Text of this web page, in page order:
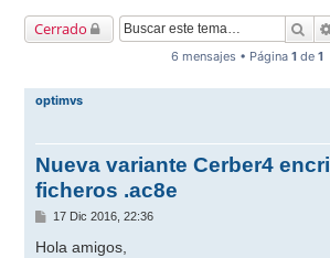
Cerrado
6 mensajes • Página 1 de 1
optimvs
Nueva variante Cerber4
ficheros .ac8e
M
n
17 Dic 2016, 22:36
Hola amigos,